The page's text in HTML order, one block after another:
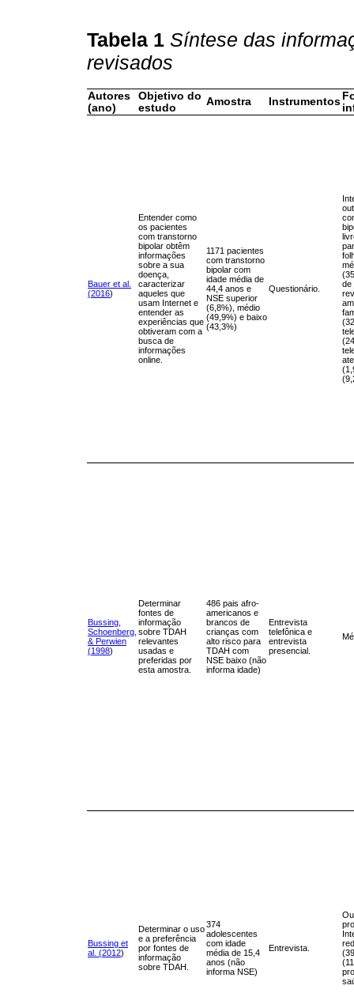
Tabela 1 Síntese das
revisados
Autores
(ano)
Objetivo do
estudo
Amostra Instrumentos
Bauer et al.
(2016)
Entender como
os pacientes
com transtorno
bipolar obtêm
informações
sobre a sua
doença,
caracterizar
aqueles que
usam Internet e
entender as
experiências que
obtiveram com a
busca de
informações
online.
1171 pacientes
com transtorno
bipolar com
idade média de
44,4 anos e
NSE superior
(6,8%), médio
(49,9%) e baixo
(43,3%)
Questionário.
de
Bussing,
Schoenberg,
& Perwien
(1998)
Determinar
fontes de
informação
sobre TDAH
relevantes
usadas e
preferidas por
esta amostra.
486 pais afro-
americanos e
brancos de
crianças com
alto risco para
TDAH com
NSE baixo (não
informa idade)
Entrevista
telefônica e
entrevista
presencial.
Bussing et
al. (2012)
Determinar o uso
e a preferência
por fontes de
informação
sobre TDAH.
374
adolescentes
com idade
média de 15,4
anos (não
informa NSE)
Entrevista.